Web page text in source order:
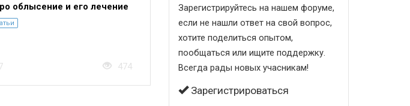
облысение и его лечение
474
Зарегистрируйтесь на нашем форуме,
если не нашли ответ на свой вопрос,
хотите поделиться опытом,
пообщаться или ищите поддержку.
Всегда рады новых учасникам!
Зарегистрироваться